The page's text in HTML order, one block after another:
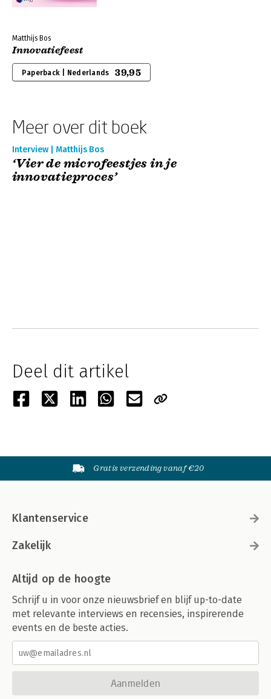
Matthijs Bos
Innovatiefeest
Paperback | Nederlands 39,95
Meer over dit boek
Interview | Matthijs Bos
‘Vier de microfeestjes in je
innovatieproces’
Deel dit artikel
Gratis verzending vanaf €20
Klantenservice
Zakelijk
Altijd op de hoogte
Schrijf u in voor onze nieuwsbrief en blijf up-to-date
met relevante interviews en recensies, inspirerende
events en de beste acties.
Aanmelden